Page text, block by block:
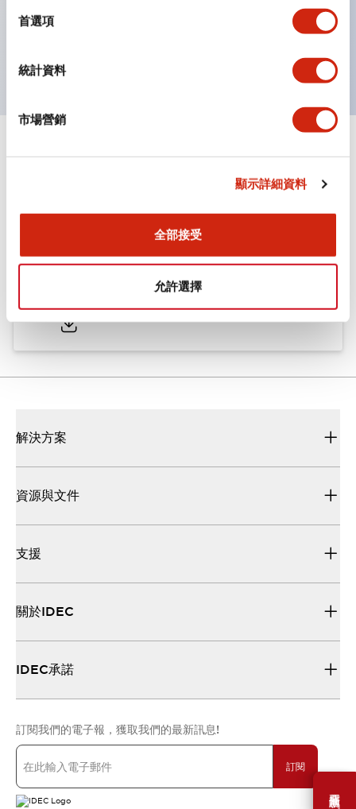
首選項
統計資料
市場營銷
顯示詳細資料
全部接受
允許選擇
需要幫助嗎？
手柄可從6種中選擇
文件和檔案
型錄和宣傳手冊 CAD檔 認證與標準
ø25/30 系列 CS型 凸輪開關
解決方案
資源與文件
支援
關於IDEC
IDEC承諾
訂閱我們的電子報，獲取我們的最新訊息!
訂閱